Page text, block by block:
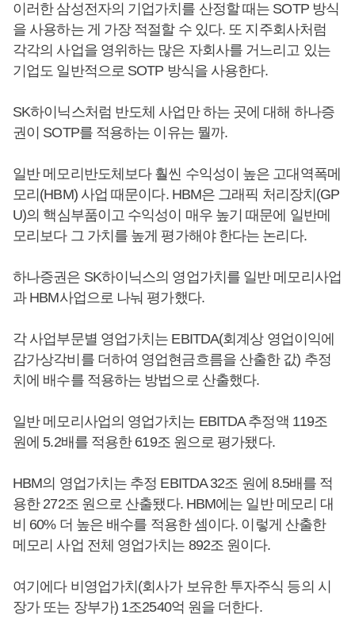
이러한 삼성전자의 기업가치를 산정할 때는 SOTP 방식
을 사용하는 게 가장 적절할 수 있다. 또 지주회사처럼
각각의 사업을 영위하는 많은 자회사를 거느리고 있는
기업도 일반적으로 SOTP 방식을 사용한다.
SK하이닉스처럼 반도체 사업만 하는 곳에 대해 하나증
권이 SOTP를 적용하는 이유는 뭘까.
일반 메모리반도체보다 훨씬 수익성이 높은 고대역폭메
모리(HBM) 사업 때문이다. HBM은 그래픽 처리장치(GP
U)의 핵심부품이고 수익성이 매우 높기 때문에 일반메
모리보다 그 가치를 높게 평가해야 한다는 논리다.
하나증권은 SK하이닉스의 영업가치를 일반 메모리사업
과 HBM사업으로 나눠 평가했다.
각 사업부문별 영업가치는 EBITDA(회계상 영업이익에
감가상각비를 더하여 영업현금흐름을 산출한 값) 추정
치에 배수를 적용하는 방법으로 산출했다.
일반 메모리사업의 영업가치는 EBITDA 추정액 119조
원에 5.2배를 적용한 619조 원으로 평가됐다.
HBM의 영업가치는 추정 EBITDA 32조 원에 8.5배를 적
용한 272조 원으로 산출됐다. HBM에는 일반 메모리 대
비 60% 더 높은 배수를 적용한 셈이다. 이렇게 산출한
메모리 사업 전체 영업가치는 892조 원이다.
여기에다 비영업가치(회사가 보유한 투자주식 등의 시
장가 또는 장부가) 1조2540억 원을 더한다.